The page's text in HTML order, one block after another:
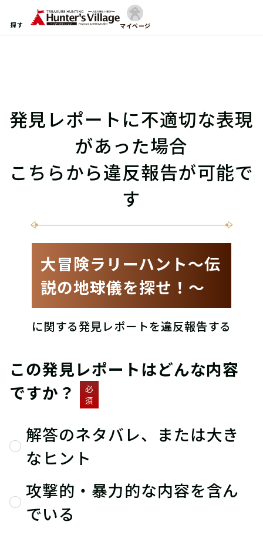
探す マイページ
発見レポートに不適切な表現
があった場合
こちらから違反報告が可能で
す
大冒険ラリーハント〜伝
説の地球儀を探せ！〜
に関する発見レポートを違反報告する
この発見レポートはどんな内容
ですか？
必
須
解答のネタバレ、または大き
なヒント
攻撃的・暴力的な内容を含ん
でいる